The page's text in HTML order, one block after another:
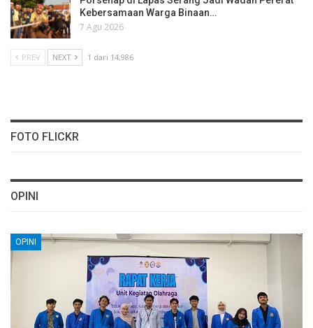
Kebersamaan Warga Binaan…
7 Agu 2026
PREV NEXT 1 dari 14,986
FOTO FLICKR
OPINI
OPINI